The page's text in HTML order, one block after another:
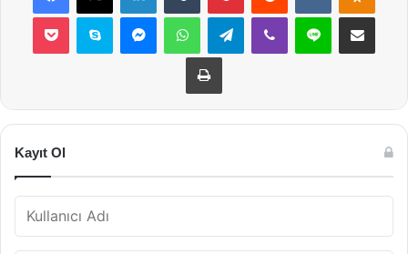
Pocket Skype MessengerWhatsAppTelegramViber Line E-Posta ile
Yazdır
Kayıt Ol